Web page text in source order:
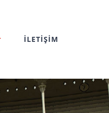
İLETİŞİM